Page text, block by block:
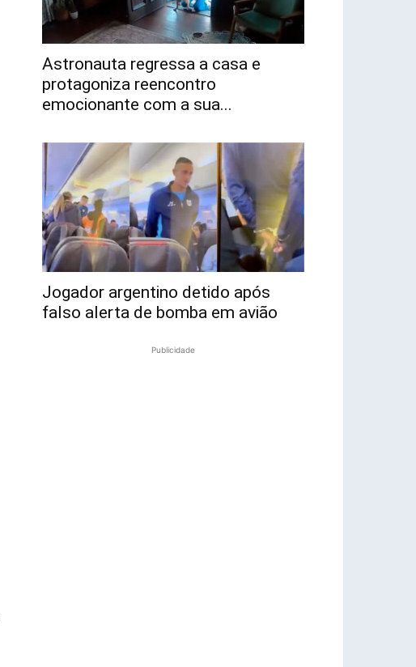
Astronauta regressa a casa e
protagoniza reencontro
emocionante com a sua...
Jogador argentino detido após
falso alerta de bomba em avião
Publicidade